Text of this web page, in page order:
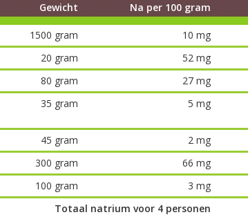
Gewicht Na per 100 gram
1500 gram 10 mg
20 gram 52 mg
80 gram 27 mg
35 gram 5 mg
45 gram 2 mg
300 gram 66 mg
100 gram 3 mg
Totaal natrium voor 4 personen